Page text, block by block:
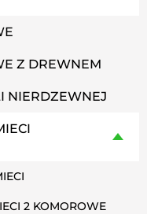
Z DREWNEM
NIERDZEWNEJ
2 KOMOROWE